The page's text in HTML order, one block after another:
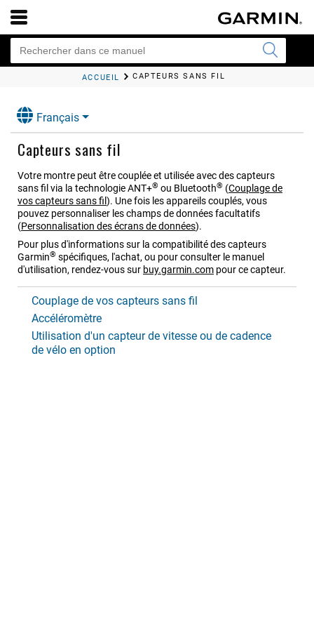
ACCUEIL CAPTEURS SANS FIL
Français
Capteurs sans fil
Votre montre peut être couplée et utilisée avec des capteurs
sans fil via la technologie ANT‍+® ou Bluetooth® (Couplage de
vos capteurs sans fil ). Une fois les appareils couplés, vous
pouvez personnaliser les champs de données facultatifs
(Personnalisation des écrans de données).
Pour plus d'informations sur la compatibilité des capteurs
Garmin® spécifiques, l'achat, ou pour consulter le manuel
d'utilisation, rendez-vous sur buy.garmin.com pour ce capteur.
Couplage de vos capteurs sans fil
Accéléromètre
Utilisation d'un capteur de vitesse ou de cadence
de vélo en option